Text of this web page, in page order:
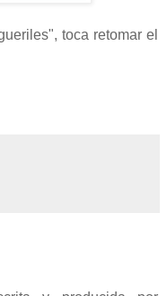
toca retomar el